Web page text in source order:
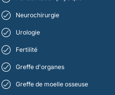
Neurochirurgie
Urologie
Fertilité
Greffe d'organes
Greffe de moelle osseuse